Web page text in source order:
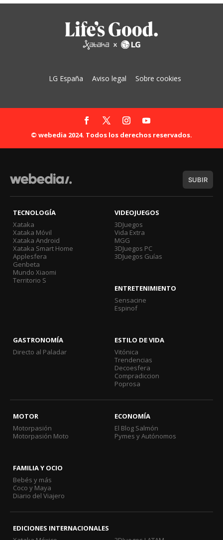
LG España Aviso legal Sobre cookies
© webedia 2024. Todos los derechos reservados.
SUBIR
TECNOLOGÍA
Xataka
Xataka Móvil
Xataka Android
Xataka Smart Home
Applesfera
Genbeta
Mundo Xiaomi
Territorio S
VIDEOJUEGOS
3DJuegos
Vida Extra
MGG
3DJuegos PC
3DJuegos Guías
ENTRETENIMIENTO
Sensacine
Espinof
GASTRONOMÍA
Directo al Paladar
ESTILO DE VIDA
Vitónica
Trendencias
Decoesfera
Compradiccion
Poprosa
MOTOR
Motorpasión
Motorpasión Moto
ECONOMÍA
El Blog Salmón
Pymes y Autónomos
FAMILIA Y OCIO
Bebés y más
Coco y Maya
Diario del Viajero
EDICIONES INTERNACIONALES